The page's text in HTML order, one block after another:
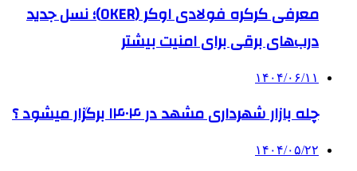
معرفی کرکره فولادی اوکر (OKER)؛ نسل جدید
درب‌های برقی برای امنیت بیشتر
۱۴۰۴/۰۶/۱۱
چله بازار شهرداری مشهد در ۱۴۰۴ برگزار میشود ؟
۱۴۰۴/۰۵/۲۲